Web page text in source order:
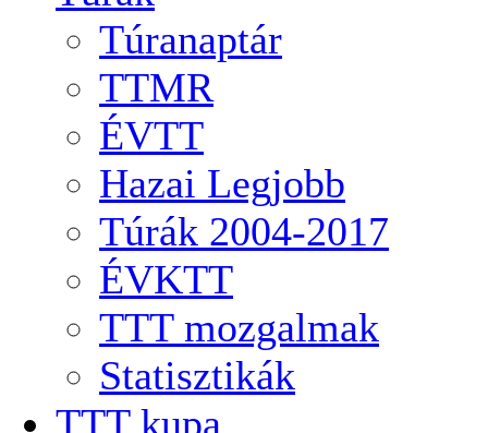
Túranaptár
TTMR
ÉVTT
Hazai Legjobb
Túrák 2004-2017
ÉVKTT
TTT mozgalmak
Statisztikák
TTT kupa